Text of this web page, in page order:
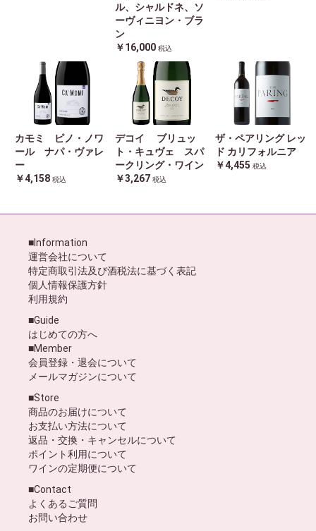
ル、シャルドネ、ソ
ーヴィニヨン・ブラ
ン
￥16,000 税込
カモミ ピノ・ノワ
ール ナパ・ヴァレ
ー
￥4,158 税込
デコイ ブリュッ
ト・キュヴェ スパ
ークリング・ワイン
￥3,267 税込
ザ・ペアリング レッ
ド カリフォルニア
￥4,455 税込
■Information
運営会社について
特定商取引法及び酒税法に基づく表記
個人情報保護方針
利用規約
■Guide
はじめての方へ
■Member
会員登録・退会について
メールマガジンについて
■Store
商品のお届けについて
お支払い方法について
返品・交換・キャンセルについて
ポイント利用について
ワインの定期便について
■Contact
よくあるご質問
お問い合わせ